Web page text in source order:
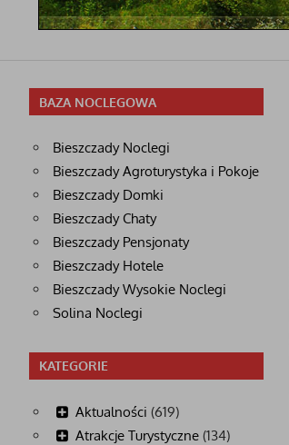
BAZA NOCLEGOWA
Bieszczady Noclegi
Bieszczady Agroturystyka i Pokoje
Bieszczady Domki
Bieszczady Chaty
Bieszczady Pensjonaty
Bieszczady Hotele
Bieszczady Wysokie Noclegi
Solina Noclegi
KATEGORIE
Aktualności (619)
Atrakcje Turystyczne(134)